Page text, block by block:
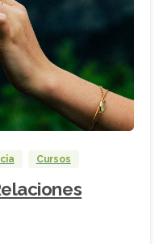
Cursos